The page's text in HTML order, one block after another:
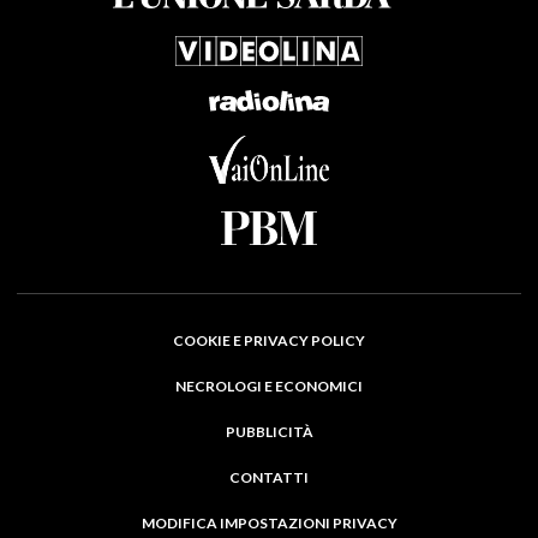
COOKIE E PRIVACY POLICY
NECROLOGI E ECONOMICI
PUBBLICITÀ
CONTATTI
MODIFICA IMPOSTAZIONI PRIVACY